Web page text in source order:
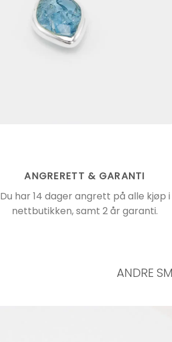
ANGRERETT & GARANTI
Du har 14 dager angrett på alle kjøp i
nettbutikken, samt 2 år garanti.
ANDRE